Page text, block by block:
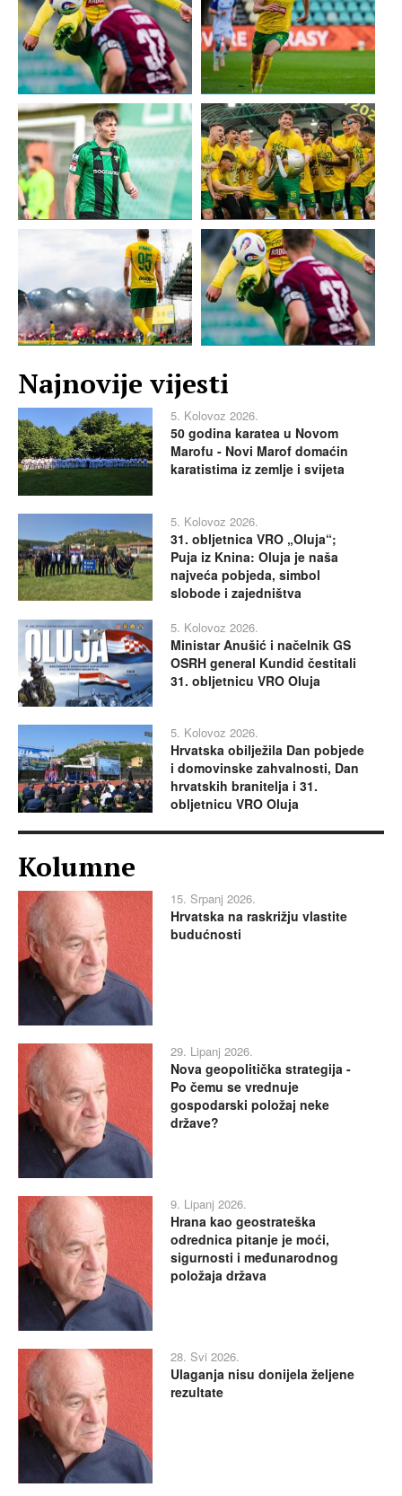
Najnovije vijesti
5. Kolovoz 2026.
50 godina karatea u Novom
Marofu - Novi Marof domaćin
karatistima iz zemlje i svijeta
5. Kolovoz 2026.
31. obljetnica VRO „Oluja“;
Puja iz Knina: Oluja je naša
najveća pobjeda, simbol
slobode i zajedništva
5. Kolovoz 2026.
Ministar Anušić i načelnik GS
OSRH general Kundid čestitali
31. obljetnicu VRO Oluja
5. Kolovoz 2026.
Hrvatska obilježila Dan pobjede
i domovinske zahvalnosti, Dan
hrvatskih branitelja i 31.
obljetnicu VRO Oluja
Kolumne
15. Srpanj 2026.
Hrvatska na raskrižju vlastite
budućnosti
29. Lipanj 2026.
Nova geopolitička strategija -
Po čemu se vrednuje
gospodarski položaj neke
države?
9. Lipanj 2026.
Hrana kao geostrateška
odrednica pitanje je moći,
sigurnosti i međunarodnog
položaja država
28. Svi 2026.
Ulaganja nisu donijela željene
rezultate